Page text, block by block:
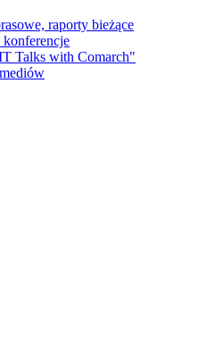
raporty bieżące
konferencje
Talks with Comarch"